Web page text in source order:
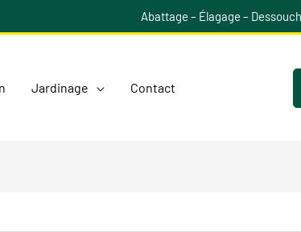
Abattage – Élagage –
Jardinage Contact